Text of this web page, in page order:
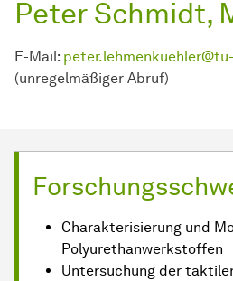
Peter Schmidt,
E-Mail:
(unregelmäßiger Abruf)
Charakterisierung und
Polyurethanwerkstoffen
Untersuchung der